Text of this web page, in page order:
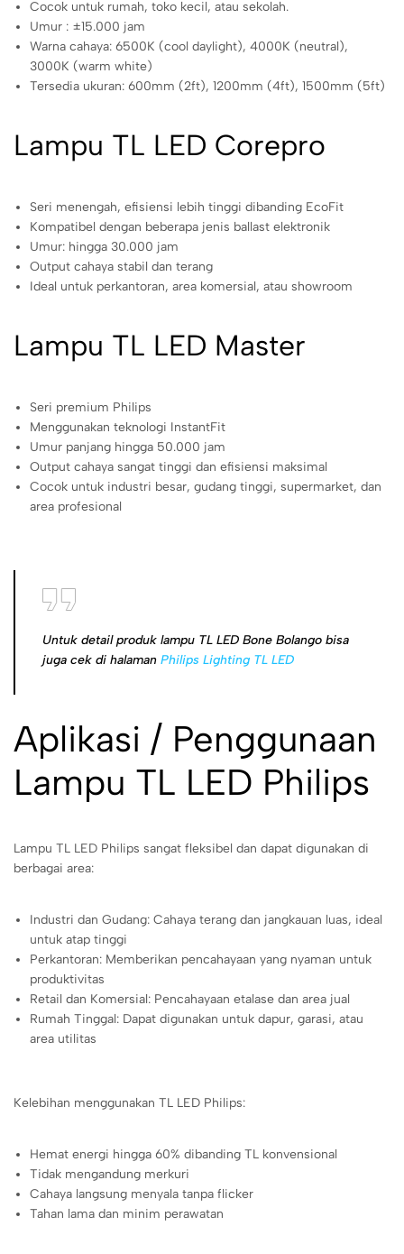
Cocok untuk rumah, toko kecil, atau sekolah.
Umur : ±15.000 jam
Warna cahaya: 6500K (cool daylight), 4000K (neutral),
3000K (warm white)
Tersedia ukuran: 600mm (2ft), 1200mm (4ft), 1500mm (5ft)
Lampu TL LED Corepro
Seri menengah, efisiensi lebih tinggi dibanding EcoFit
Kompatibel dengan beberapa jenis ballast elektronik
Umur: hingga 30.000 jam
Output cahaya stabil dan terang
Ideal untuk perkantoran, area komersial, atau showroom
Lampu TL LED Master
Seri premium Philips
Menggunakan teknologi InstantFit
Umur panjang hingga 50.000 jam
Output cahaya sangat tinggi dan efisiensi maksimal
Cocok untuk industri besar, gudang tinggi, supermarket, dan
area profesional
Untuk detail produk lampu TL LED Bone Bolango bisa
juga cek di halaman Philips Lighting TL LED
Aplikasi / Penggunaan
Lampu TL LED Philips
Lampu TL LED Philips sangat fleksibel dan dapat digunakan di
berbagai area:
Industri dan Gudang: Cahaya terang dan jangkauan luas, ideal
untuk atap tinggi
Perkantoran: Memberikan pencahayaan yang nyaman untuk
produktivitas
Retail dan Komersial: Pencahayaan etalase dan area jual
Rumah Tinggal: Dapat digunakan untuk dapur, garasi, atau
area utilitas
Kelebihan menggunakan TL LED Philips:
Hemat energi hingga 60% dibanding TL konvensional
Tidak mengandung merkuri
Cahaya langsung menyala tanpa flicker
Tahan lama dan minim perawatan